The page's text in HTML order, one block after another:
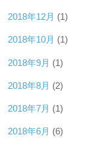
2018年12月 (1)
2018年10月 (1)
2018年9月 (1)
2018年8月 (2)
2018年7月 (1)
2018年6月 (6)